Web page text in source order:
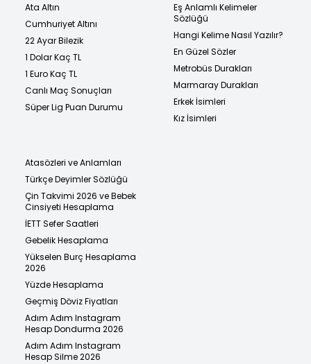
Ata Altın
Cumhuriyet Altını
22 Ayar Bilezik
1 Dolar Kaç TL
1 Euro Kaç TL
Canlı Maç Sonuçları
Süper Lig Puan Durumu
Eş Anlamlı Kelimeler
Sözlüğü
Hangi Kelime Nasıl Yazılır?
En Güzel Sözler
Metrobüs Durakları
Marmaray Durakları
Erkek İsimleri
Kız İsimleri
Atasözleri ve Anlamları
Türkçe Deyimler Sözlüğü
Çin Takvimi 2026 ve Bebek
Cinsiyeti Hesaplama
İETT Sefer Saatleri
Gebelik Hesaplama
Yükselen Burç Hesaplama
2026
Yüzde Hesaplama
Geçmiş Döviz Fiyatları
Adım Adım Instagram
Hesap Dondurma 2026
Adım Adım Instagram
Hesap Silme 2026